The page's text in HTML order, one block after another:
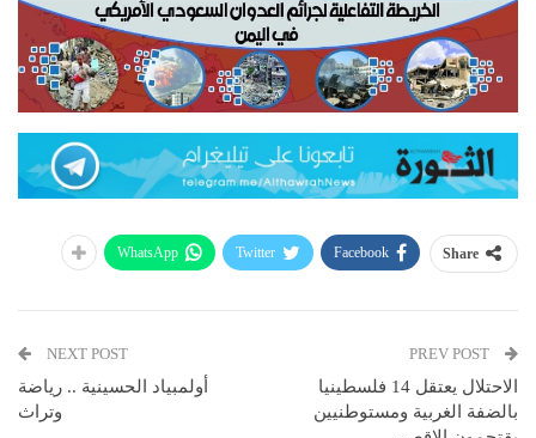
Share
Facebook
Twitter
WhatsApp
الاحتلال يعتقل 14 فلسطينيا
بالضفة الغربية ومستوطنيين
NEXT POST
أولمبياد الحسينية .. رياضة
وتراث